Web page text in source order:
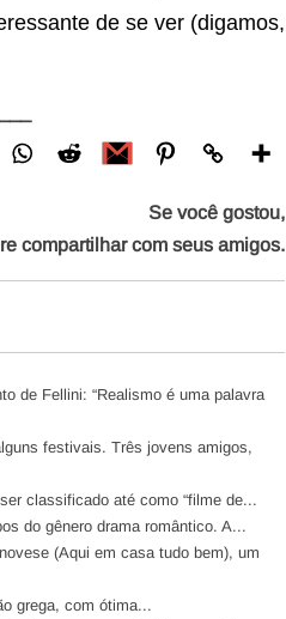
de se ver (digamos,
Se você gostou,
compartilhar com seus amigos.
de Fellini: “Realismo é uma palavra
festivais. Três jovens amigos,
classificado até como “filme de...
do gênero drama romântico. A...
(Aqui em casa tudo bem), um
grega, com ótima...